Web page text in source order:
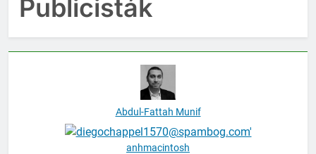
Publicisták
Abdul-Fattah Munif
anhmacintosh